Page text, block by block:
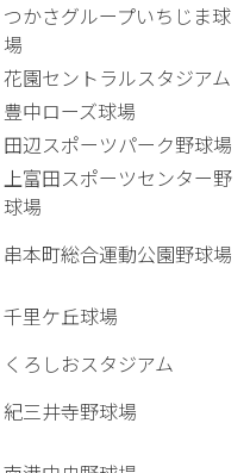
つかさグループいちじま球
場
花園セントラルスタジアム
豊中ローズ球場
田辺スポーツパーク野球場
上富田スポーツセンター野
球場
串本町総合運動公園野球場
千里ケ丘球場
くろしおスタジアム
紀三井寺野球場